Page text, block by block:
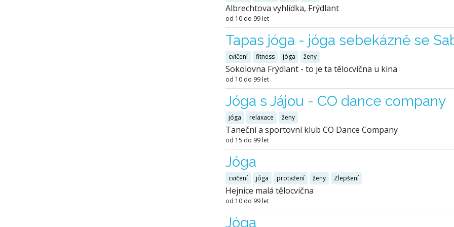
Albrechtova vyhlídka, Frýdlant
od 10 do 99 let
Tapas jóga - jóga sebekázně se
cvičení fitness jóga ženy
Sokolovna Frýdlant - to je ta tělocvična u kina
od 10 do 99 let
Jóga s Jájou - CO dance company
jóga relaxace ženy
Taneční a sportovní klub CO Dance Company
od 15 do 99 let
Jóga
cvičení jóga protažení ženy Zlepšení
Hejnice malá tělocvična
od 10 do 99 let
Jóga